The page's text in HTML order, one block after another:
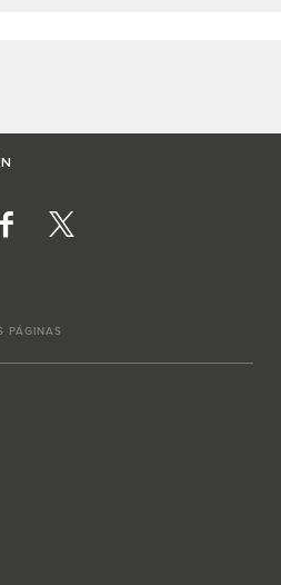
PÁGINAS